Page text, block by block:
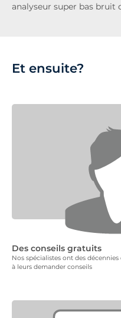
analyseur super bas bruit
Et ensuite?
Des conseils gratuits
Nos spécialistes ont des
à leurs demander conseils